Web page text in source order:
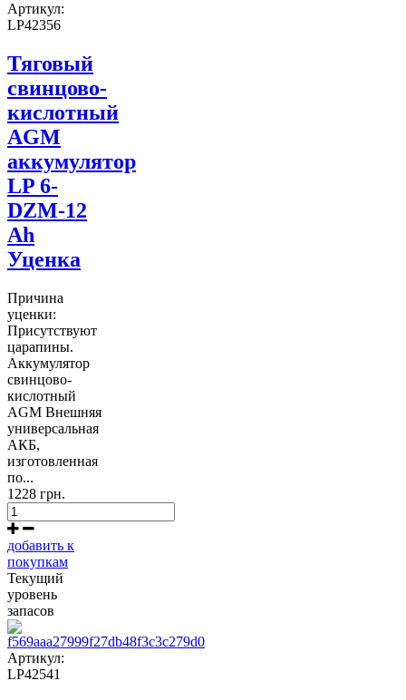
Артикул:
LP42356
Тяговый
свинцово-
кислотный
AGM
аккумулятор
LP 6-
DZM-12
Ah
Уценка
Причина
уценки:
Присутствуют
царапины.
Аккумулятор
свинцово-
кислотный
AGM Внешняя
универсальная
АКБ,
изготовленная
по...
1228 грн.
добавить к
покупкам
Текущий
уровень
запасов
Артикул:
LP42541